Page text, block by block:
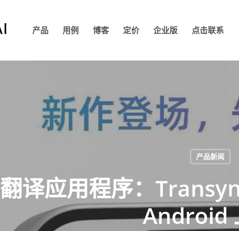
产品 用例 博客 定价 企业版 点击联系
产品新闻
翻译应用程序：
Android